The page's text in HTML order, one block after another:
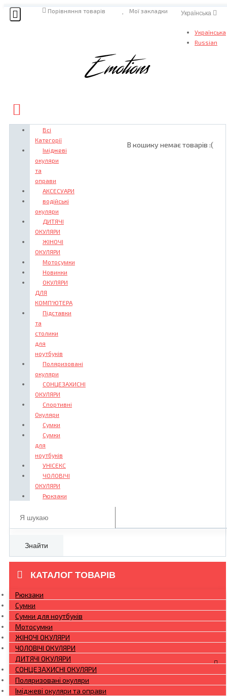
Українська
Українська
Russian
Мої закладки
Порівняння товарів
В кошику немає товарів :(
Всі
Категорії
Іміджеві
окуляри
та
оправи
АКСЕСУАРИ
водійські
окуляри
ДИТЯЧІ
ОКУЛЯРИ
ЖІНОЧІ
ОКУЛЯРИ
Мотосумки
Новинки
ОКУЛЯРИ
ДЛЯ
КОМП'ЮТЕРА
Підставки
та
столики
для
ноутбуків
Поляризовані
окуляри
СОНЦЕЗАХИСНІ
ОКУЛЯРИ
Спортивні
Окуляри
Сумки
Сумки
для
ноутбуків
УНІСЕКС
ЧОЛОВІЧІ
ОКУЛЯРИ
Рюкзаки
Знайти
КАТАЛОГ ТОВАРІВ
Рюкзаки
Сумки
Сумки для ноутбуків
Мотосумки
ЖІНОЧІ ОКУЛЯРИ
ЧОЛОВІЧІ ОКУЛЯРИ
ДИТЯЧІ ОКУЛЯРИ
СОНЦЕЗАХИСНІ ОКУЛЯРИ
Поляризовані окуляри
Іміджеві окуляри та оправи